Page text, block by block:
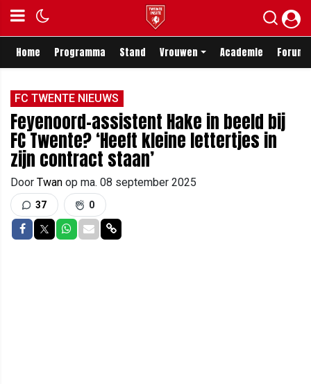
Home Programma Stand Vrouwen Academie Forum
FC TWENTE NIEUWS
Feyenoord-assistent Hake in beeld bij
FC Twente? ‘Heeft kleine lettertjes in
zijn contract staan’
Door Twan op ma. 08 september 2025
37 0
Delen op Facebook
Delen op Twitter
Delen op Whatsapp
Delen via Mail
Delen via link